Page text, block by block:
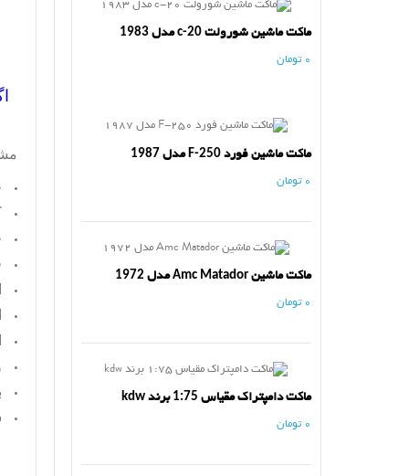
ماکت ماشین شورولت c-20 مدل 1983
0 تومان
ماکت ماشین فورد F-250 مدل 1987
0 تومان
ماکت ماشین Amc Matador مدل 1972
0 تومان
ماکت دامپتراک مقیاس 1:75 برند kdw
0 تومان